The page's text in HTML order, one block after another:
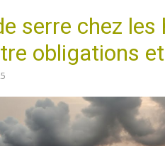
serre chez
obligations